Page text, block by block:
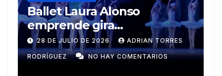
ACONTECER CULTURAL
Muñecos y monotipia
9 DE JULIO DE 2026 MEYLIN PÉREZ
GUZMÁN NO HAY COMENTARIOS